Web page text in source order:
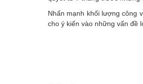
Nhấn mạnh khối lượng công
cho ý kiến vào những vấn đề